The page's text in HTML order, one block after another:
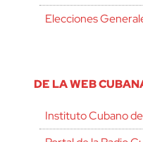
Elecciones
DE LA WEB
Instituto Cubano